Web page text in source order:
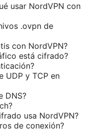
usar NordVPN con
.ovpn de
con NordVPN?
está cifrado?
UDP y TCP en
DNS?
usa NordVPN?
de conexión?